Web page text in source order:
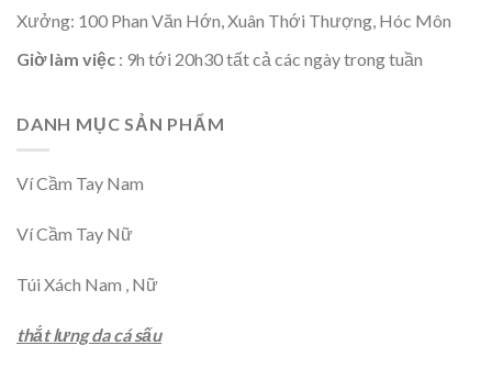
Xưởng: 100 Phan Văn Hớn, Xuân Thới Thượng, Hóc Môn
Giờ làm việc : 9h tới 20h30 tất cả các ngày trong tuần
DANH MỤC SẢN PHẨM
Ví Cầm Tay Nam
Ví Cầm Tay Nữ
Túi Xách Nam , Nữ
thắt lưng da cá sấu